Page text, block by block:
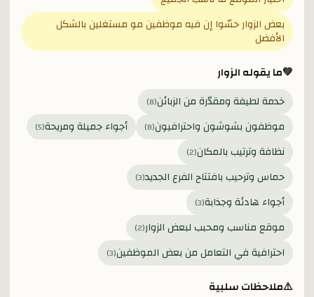
بعض الزوار حسّوا إن فيه موظفين مو مستغلين بالشكل
الأفضل
💚ما يقوله الزوار
خدمة لطيفة ومقدّرة من الزبائن(
8
)
موظفون بشوشون واحترافيون(
8
) أجواء جميلة ومريحة(
5
)
نظافة وترتيب بالمكان(
2
)
حماس وترحيب بافتتاح الفرع الجديد(
3
)
أجواء هادئة وجذابة(
3
)
موقع مناسب ومحبب لبعض الزوار(
2
)
احترافية في التعامل من بعض الموظفين(
3
)
⚠️ملاحظات سلبية